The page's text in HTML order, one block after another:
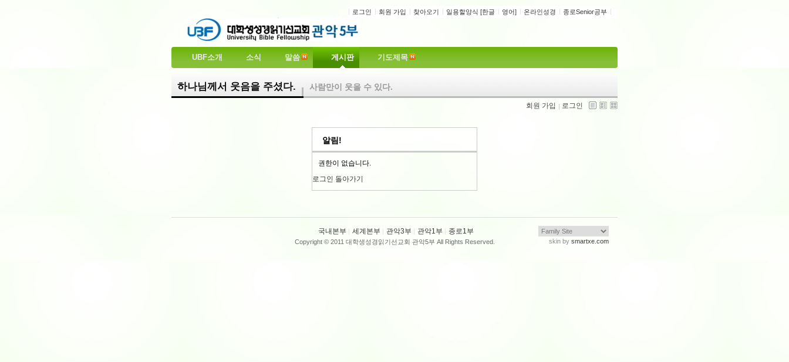
로그인 회원 가입 찾아오기 일용할양식 [한글 영어] 온라인성경 종로Senior공부
UBF소개 소식 말씀 게시판 기도제목
하나님께서 웃음을 주셨다. 사람만이 웃을 수 있다.
회원 가입 로그인
알림!
권한이 없습니다.
로그인 돌아가기
국내본부 세계본부 관악3부 관악1부 종로1부
Copyright © 2011 대학생성경읽기선교회 관악5부 All Rights Reserved. skin by smartxe.com